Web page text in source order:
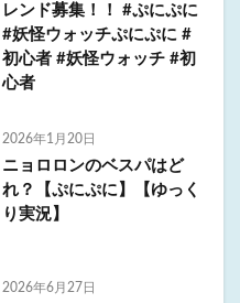
レンド募集！！ #ぷにぷに
#妖怪ウォッチぷにぷに #
初心者 #妖怪ウォッチ #初
心者
2026年1月20日
ニョロロンのベスパはど
れ？【ぷにぷに】【ゆっく
り実況】
2026年6月27日